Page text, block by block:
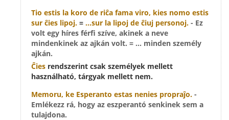
Tio estis la koro de riĉa fama viro, kies nomo estis
sur ĉies lipoj. = ...sur la lipoj de ĉiuj personoj. - Ez
volt egy híres férfi szíve, akinek a neve
mindenkinek az ajkán volt. = ... minden személy
ajkán.
Ĉies rendszerint csak személyek mellett
használható, tárgyak mellett nem.
Memoru, ke Esperanto estas nenies propraĵo. -
Emlékezz rá, hogy az eszperantó senkinek sem a
tulajdona.